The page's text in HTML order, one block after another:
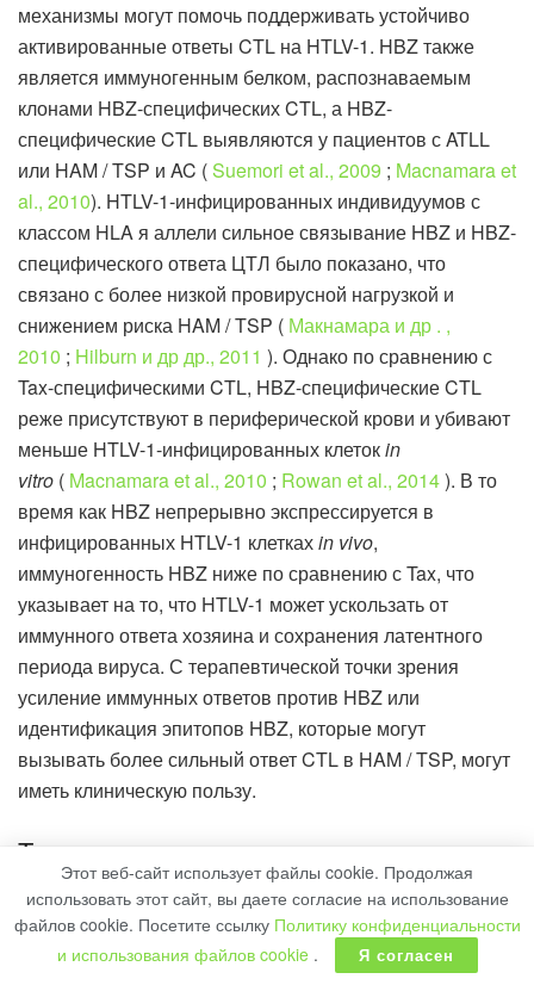
механизмы могут помочь поддерживать устойчиво
активированные ответы CTL на HTLV-1. HBZ также
является иммуногенным белком, распознаваемым
клонами HBZ-специфических CTL, а HBZ-
специфические CTL выявляются у пациентов с ATLL
или HAM / TSP и AC (Suemori et al., 2009 ; Macnamara et
al., 2010). HTLV-1-инфицированных индивидуумов с
классом HLA я аллели сильное связывание HBZ и HBZ-
специфического ответа ЦТЛ было показано, что
связано с более низкой провирусной нагрузкой и
снижением риска HAM / TSP ( Макнамара и др . ,
2010 ; Hilburn и др др., 2011 ). Однако по сравнению с
Tax-специфическими CTL, HBZ-специфические CTL
реже присутствуют в периферической крови и убивают
меньше HTLV-1-инфицированных клетокin
vitro ( Macnamara et al., 2010 ; Rowan et al., 2014). В то
время как HBZ непрерывно экспрессируется в
инфицированных HTLV-1 клеткахin vivo,
иммуногенность HBZ ниже по сравнению с Tax, что
указывает на то, что HTLV-1 может ускользать от
иммунного ответа хозяина и сохранения латентного
периода вируса. С терапевтической точки зрения
усиление иммунных ответов против HBZ или
идентификация эпитопов HBZ, которые могут
вызывать более сильный ответ CTL в HAM / TSP, могут
иметь клиническую пользу.
Т-хелперные клетки
CD4 +хелперные Т-клетки необходимы как для ответа
ЦТЛ, так и для реактивности В-клеток против HTLV-1. В
воспалительных клетках ЦНС на ранних стадиях HAM /
Этот веб-сайт использует файлы cookie. Продолжая
использовать этот сайт, вы даете согласие на использование
файлов cookie. Посетите ссылку Политику конфиденциальности
и использования файлов cookie . Я согласен